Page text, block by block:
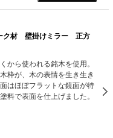
材 壁掛けミラー 正方
から使われる銘木を使用。
枠が、木の表情を生き生き
はほぼフラットな鏡面が特
料で表面を仕上げました。